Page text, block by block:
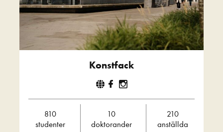
Konstfack
810
studenter
10
doktorander
210
anställda